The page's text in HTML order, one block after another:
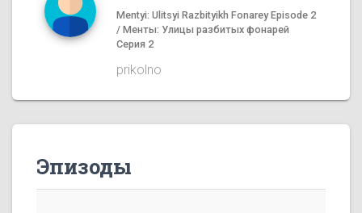
Mentyi: Ulitsyi Razbityikh Fonarey Episode 2
/ Менты: Улицы разбитых фонарей
Серия 2
prikolno
Эпизоды